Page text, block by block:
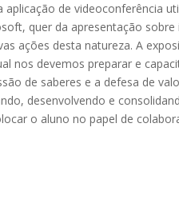
de videoconferência
quer da apresentação
ações desta natureza. A
nos devemos preparar e
de saberes e a defesa de
desenvolvendo e
o aluno no papel de